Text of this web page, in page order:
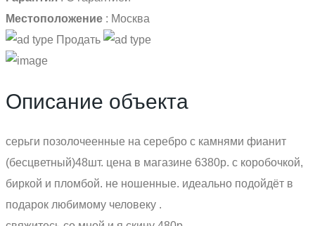
Местоположение : Москва
Продать
Описание объекта
серьги позолочеенные на серебро с камнями фианит
(бесцветный)48шт. цена в магазине 6380р. с коробочкой,
биркой и пломбой. не ношенные. идеально подойдёт в
подарок любимому человеку .